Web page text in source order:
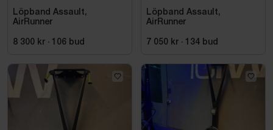
Löpband Assault,
AirRunner
8 300 kr · 106 bud
Löpband Assault,
AirRunner
7 050 kr · 134 bud